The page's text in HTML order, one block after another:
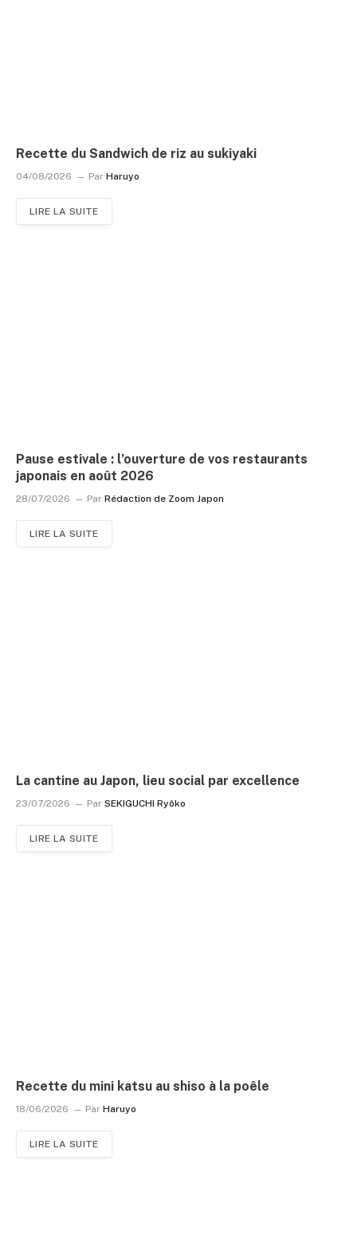
Recette du Sandwich de riz au sukiyaki
04/08/2026 Par Haruyo
LIRE LA SUITE
Pause estivale : l’ouverture de vos restaurants
japonais en août 2026
28/07/2026 Par Rédaction de Zoom Japon
LIRE LA SUITE
La cantine au Japon, lieu social par excellence
23/07/2026 Par SEKIGUCHI Ryôko
LIRE LA SUITE
Recette du mini katsu au shiso à la poêle
18/06/2026 Par Haruyo
LIRE LA SUITE